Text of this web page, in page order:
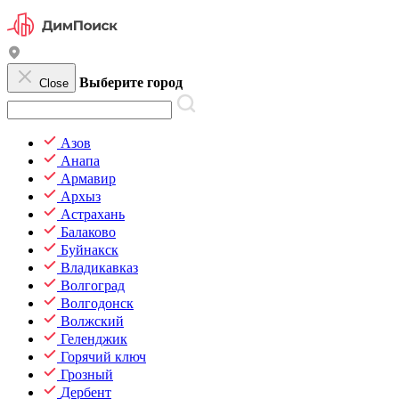
Close Выберите город
Азов
Анапа
Армавир
Архыз
Астрахань
Балаково
Буйнакск
Владикавказ
Волгоград
Волгодонск
Волжский
Геленджик
Горячий ключ
Грозный
Дербент